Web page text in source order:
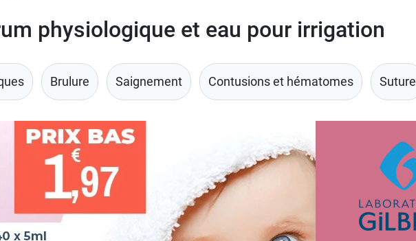
physiologique et eau pour irrigation
Brulure Saignement Contusions et hématomes Suture